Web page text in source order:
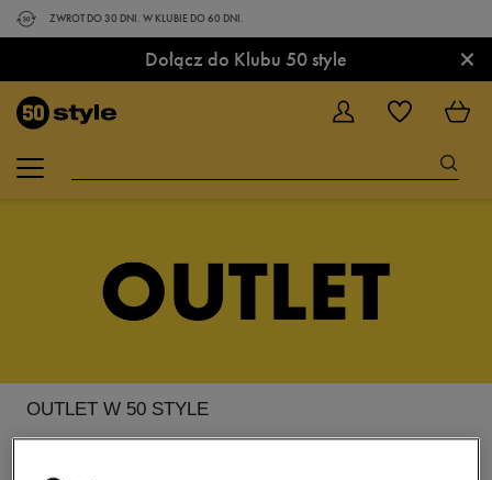
ZWROT DO 30 DNI. W KLUBIE DO 60 DNI.
Dołącz do Klubu 50 style ×
OUTLET W 50 STYLE